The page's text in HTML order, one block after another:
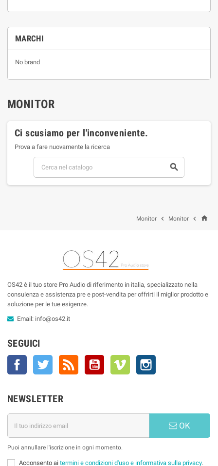
MARCHI
No brand
MONITOR
Ci scusiamo per l'inconveniente.
Prova a fare nuovamente la ricerca

home

Monitor

Monitor
OS42 è il tuo store Pro Audio di riferimento in italia, specializzato nella
consulenza e assistenza pre e post-vendita per offrirti il miglior prodotto e
soluzione per le tue esigenze.
Email: info@os42.it
SEGUICI
Facebook Twitter YouTube Vimeo
NEWSLETTER
OK
Puoi annullare l'iscrizione in ogni momento.
Acconsento ai termini e condizioni d'uso e informativa sulla privacy.